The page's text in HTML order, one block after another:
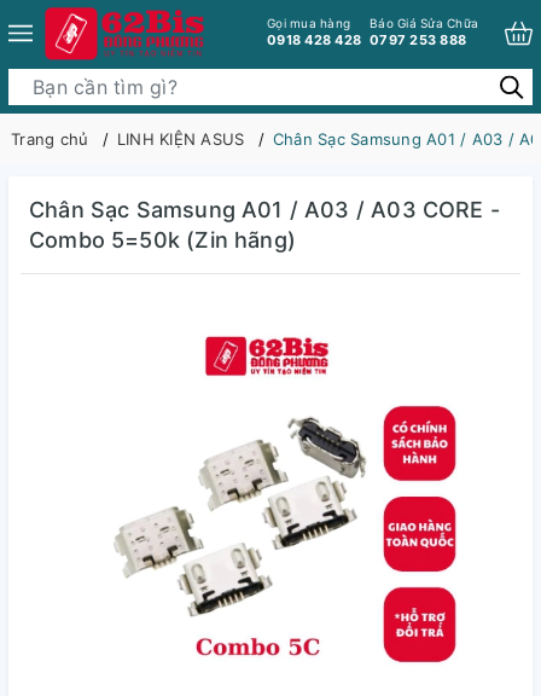
Gọi mua hàng
0918 428 428
Báo Giá Sửa Chữa
0797 253 888
Trang chủ LINH KIỆN ASUS Chân Sạc Samsung A01 / A03 /
Chân Sạc Samsung A01 / A03 / A03 CORE -
Combo 5=50k (Zin hãng)